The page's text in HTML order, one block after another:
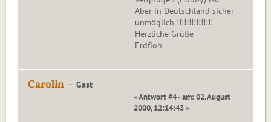
Aber in Deutschland sicher
unmöglich !!!!!!!!!!!!!!!
Herzliche Grüße
Erdfloh
Carolin Gast
« Antwort #4 - am: 02. August
2000, 12:14:43 »